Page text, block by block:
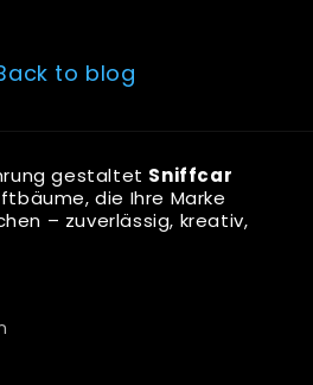
to blog
gestaltet Sniffcar
die Ihre Marke
– zuverlässig, kreativ,